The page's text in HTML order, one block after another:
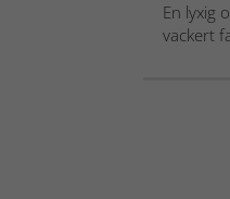
En lyxig
vackert